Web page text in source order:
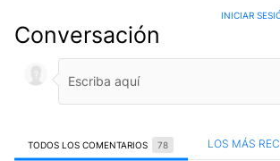
Conversación
INICIAR
TODOS LOS COMENTARIOS 78 LOS MÁS